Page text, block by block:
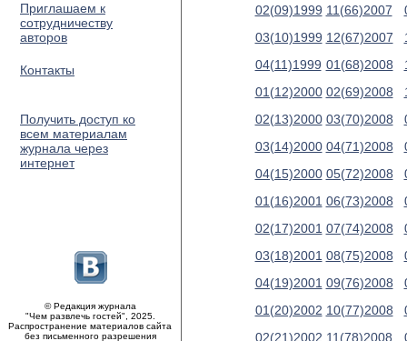
Приглашаем к
сотрудничеству
авторов
Контакты
Получить доступ ко
всем материалам
журнала через
интернет
© Редакция журнала
"Чем развлечь гостей", 2025.
Распространение материалов сайта
без письменного разрешения
02(09)1999
03(10)1999
04(11)1999
01(12)2000
02(13)2000
03(14)2000
04(15)2000
01(16)2001
02(17)2001
03(18)2001
04(19)2001
01(20)2002
02(21)2002
11(66)2007
12(67)2007
01(68)2008
02(69)2008
03(70)2008
04(71)2008
05(72)2008
06(73)2008
07(74)2008
08(75)2008
09(76)2008
10(77)2008
11(78)2008